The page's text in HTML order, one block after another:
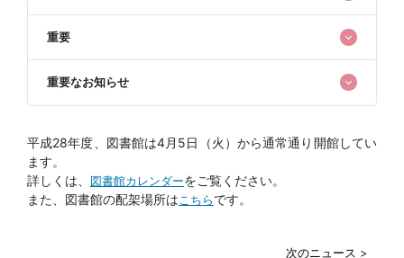
重要
重要なお知らせ
平成28年度、図書館は4月5日（火）から通常通り開館してい
ます。
詳しくは、 図書館カレンダーをご覧ください。
また、図書館の配架場所は こちらです。
次のニュース >